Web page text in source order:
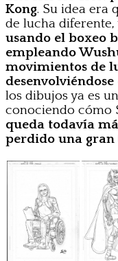
Kong. Su idea era
de lucha
usando el boxeo
empleando
movimientos de
los dibujos ya es
conociendo cómo
queda todavía
perdido una gran